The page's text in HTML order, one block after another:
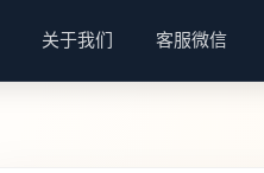
关于我们 客服微信